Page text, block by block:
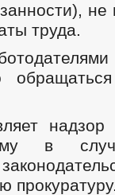
труда.
надзор
в